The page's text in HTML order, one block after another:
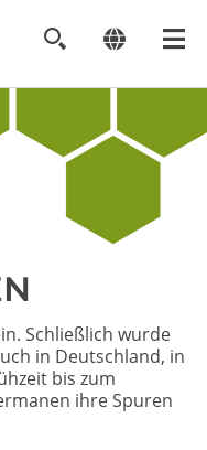
Schließlich wurde
in Deutschland, in
bis zum
ihre Spuren